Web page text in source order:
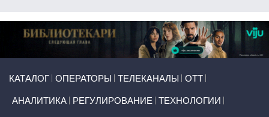
КАТАЛОГ ОПЕРАТОРЫ ТЕЛЕКАНАЛЫ ОТТ
АНАЛИТИКА РЕГУЛИРОВАНИЕ ТЕХНОЛОГИИ